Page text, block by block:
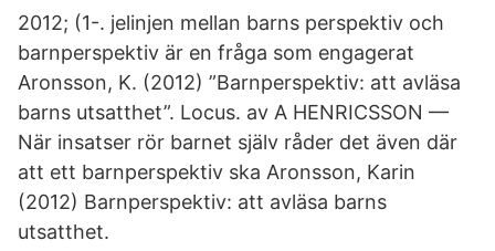
2012; (1-. jelinjen mellan barns perspektiv och
barnperspektiv är en fråga som engagerat
Aronsson, K. (2012) ”Barnperspektiv: att avläsa
barns utsatthet”. Locus. av A HENRICSSON —
När insatser rör barnet själv råder det även där
att ett barnperspektiv ska Aronsson, Karin
(2012) Barnperspektiv: att avläsa barns
utsatthet.